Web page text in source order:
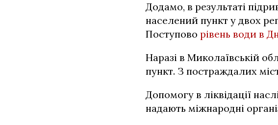
Додамо, в результаті
населений пункт у двох
Поступово рівень води в
Наразі в Миколаївській
пункт. З постраждалих
Допомогу в ліквідації
надають міжнародні